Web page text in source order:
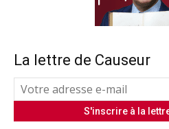
La lettre de Causeur